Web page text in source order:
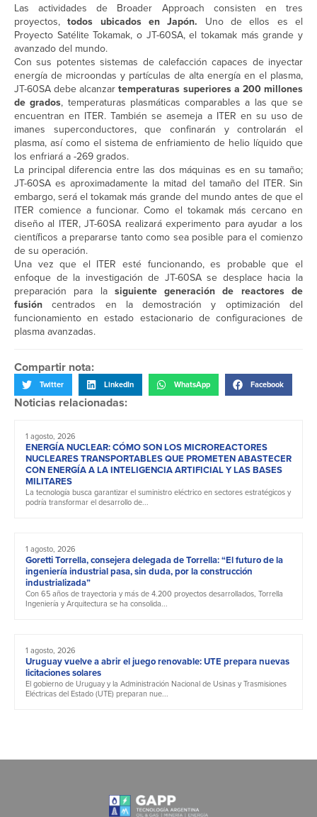
Las actividades de Broader Approach consisten en tres
proyectos,todos ubicados en Japón. Uno de ellos es el
Proyecto Satélite Tokamak, o JT-60SA, el tokamak más grande y
avanzado del mundo.
Con sus potentes sistemas de calefacción capaces de inyectar
energía de microondas y partículas de alta energía en el plasma,
JT-60SA debe alcanzartemperaturas superiores a 200 millones
de grados, temperaturas plasmáticas comparables a las que se
encuentran en ITER. También se asemeja a ITER en su uso de
imanes superconductores, que confinarán y controlarán el
plasma, así como el sistema de enfriamiento de helio líquido que
los enfriará a -269 grados.
La principal diferencia entre las dos máquinas es en su tamaño;
JT-60SA es aproximadamente la mitad del tamaño del ITER. Sin
embargo, será el tokamak más grande del mundo antes de que el
ITER comience a funcionar. Como el tokamak más cercano en
diseño al ITER, JT-60SA realizará experimento para ayudar a los
científicos a prepararse tanto como sea posible para el comienzo
de su operación.
Una vez que el ITER esté funcionando, es probable que el
enfoque de la investigación de JT-60SA se desplace hacia la
preparación para lasiguiente generación de reactores de
fusión centrados en la demostración y optimización del
funcionamiento en estado estacionario de configuraciones de
plasma avanzadas.
Compartir nota:
Twitter LinkedIn WhatsApp Facebook
Noticias relacionadas:
1 agosto, 2026
ENERGÍA NUCLEAR: CÓMO SON LOS MICROREACTORES
NUCLEARES TRANSPORTABLES QUE PROMETEN ABASTECER
CON ENERGÍA A LA INTELIGENCIA ARTIFICIAL Y LAS BASES
MILITARES
La tecnología busca garantizar el suministro eléctrico en sectores estratégicos y
podría transformar el desarrollo de...
1 agosto, 2026
Goretti Torrella, consejera delegada de Torrella: “El futuro de la
ingeniería industrial pasa, sin duda, por la construcción
industrializada”
Con 65 años de trayectoria y más de 4.200 proyectos desarrollados, Torrella
Ingeniería y Arquitectura se ha consolida...
1 agosto, 2026
Uruguay vuelve a abrir el juego renovable: UTE prepara nuevas
licitaciones solares
El gobierno de Uruguay y la Administración Nacional de Usinas y Trasmisiones
Eléctricas del Estado (UTE) preparan nue...